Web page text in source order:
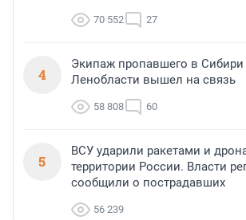
70 552 27
4
Экипаж пропавшего в Сибири
Ленобласти вышел на связь
58 808 60
5
ВСУ ударили ракетами и
территории России. Власти
сообщили о пострадавших
56 239